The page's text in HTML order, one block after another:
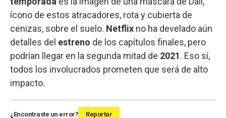
ícono de estos atracadores, rota y cubierta de
cenizas, sobre el suelo. Netflix no ha develado aún
detalles del estreno de los capítulos finales, pero
podrían llegar en la segunda mitad de 2021. Eso sí,
todos los involucrados prometen que será de alto
impacto.
¿Encontraste un error? Reportar